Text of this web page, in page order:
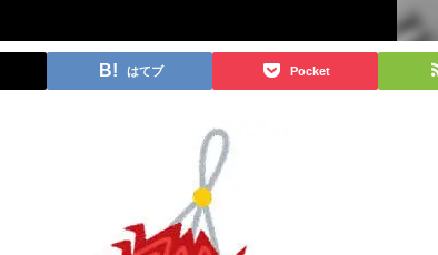
はてブ Pocket